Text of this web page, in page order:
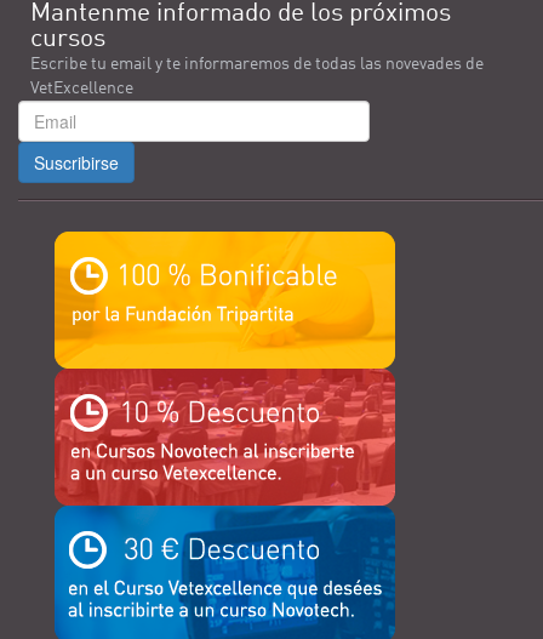
Mantenme informado de los próximos
cursos
Escribe tu email y te informaremos de todas las novevades de
VetExcellence
Suscribirse